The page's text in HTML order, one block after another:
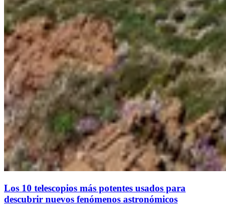
Los 10 telescopios más potentes usados para
descubrir nuevos fenómenos astronómicos